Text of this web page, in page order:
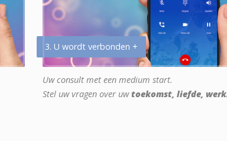
3. U wordt verbonden +
Uw consult met een medium start.
Stel uw vragen over uwtoekomst, liefde,